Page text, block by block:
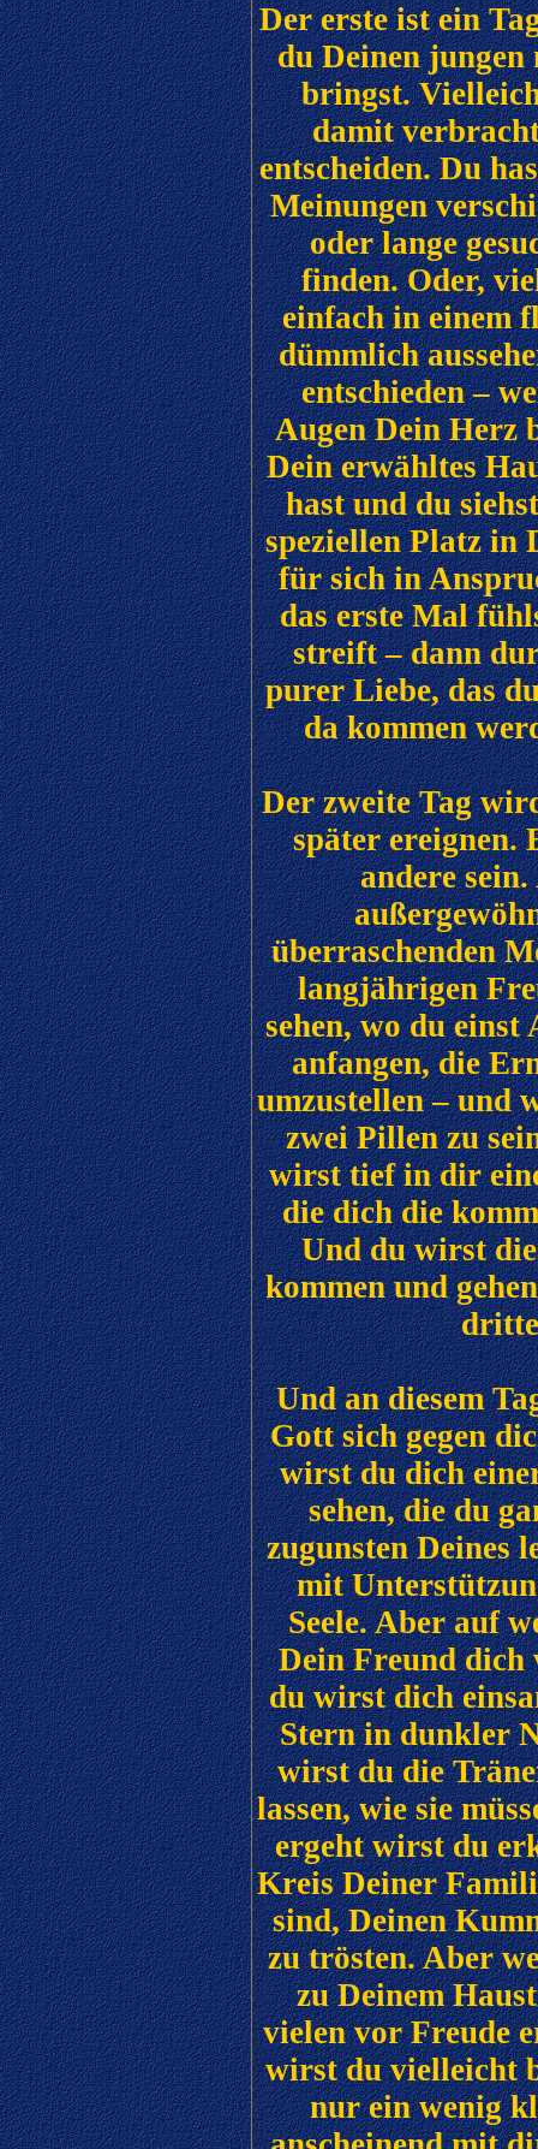
Der erste ist ein
du Deinen jungen
bringst.
damit
entscheiden. Du
Meinungen
oder lange
finden. Oder,
einfach in einem
dümmlich
entschieden –
Augen Dein Herz
Dein erwähltes
hast und du
speziellen Platz in
für sich in
das erste Mal
streift – dann
purer Liebe, das
da kommen
Der zweite Tag
später ereignen.
andere
überraschenden
langjährigen
sehen, wo du
anfangen, die
umzustellen – und
zwei Pillen zu
wirst tief in dir
die dich die
Und du wirst
kommen und
Und an diesem
Gott sich gegen
wirst du dich
sehen, die du
zugunsten Deines
mit
Seele. Aber auf
Dein Freund dich
du wirst dich
Stern in dunkler
wirst du die
lassen, wie sie
ergeht wirst du
Kreis Deiner
sind, Deinen
zu trösten. Aber
zu Deinem
vielen vor Freude
wirst du vielleicht
nur ein wenig